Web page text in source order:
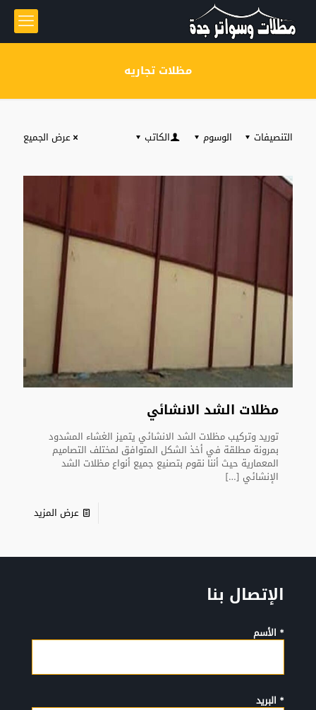
مظلات تجاريه
التنصيفات الوسوم الكاتب عرض الجميع
مظلات الشد الانشائي
توريد وتركيب مظلات الشد الانشائي يتميز الغشاء المشدود
بمرونة مطلقة في أخذ الشكل المتوافق لمختلف التصاميم
المعمارية حيث أننا نقوم بتصنيع جميع أنواع مظلات الشد
الإنشائي […]
عرض المزيد
الإتصال بنا
* الأسم
* البريد